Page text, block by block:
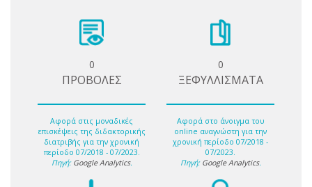
0
ΠΡΟΒΟΛΕΣ
Αφορά στις μοναδικές
επισκέψεις της διδακτορικής
διατριβής για την χρονική
περίοδο 07/2018 - 07/2023.
Πηγή: Google Analytics.
0
ΞΕΦΥΛΛΙΣΜΑΤΑ
Αφορά στο άνοιγμα του
online αναγνώστη για την
χρονική περίοδο 07/2018 -
07/2023.
Πηγή: Google Analytics.